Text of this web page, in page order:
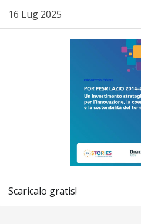
16 Lug 2025
Scaricalo gratis!